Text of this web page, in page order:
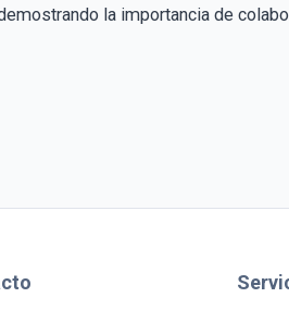
la importancia de